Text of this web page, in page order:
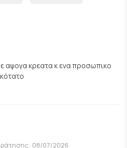
αψογα κρεατα κ ενα προσωπικο
08/07/2026